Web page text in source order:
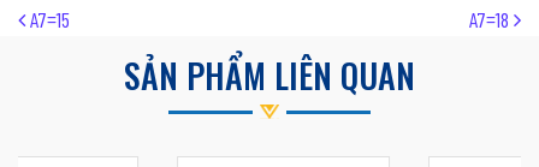
Post navigation
A7=15 A7=18
SẢN PHẨM LIÊN QUAN